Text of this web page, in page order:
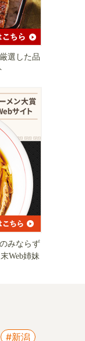
選した品
みならず
Web姉妹
#新潟